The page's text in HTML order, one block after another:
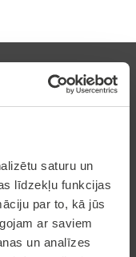
saturu un
līdzekļu funkcijas
par to, kā jūs
ar saviem
un analīzes